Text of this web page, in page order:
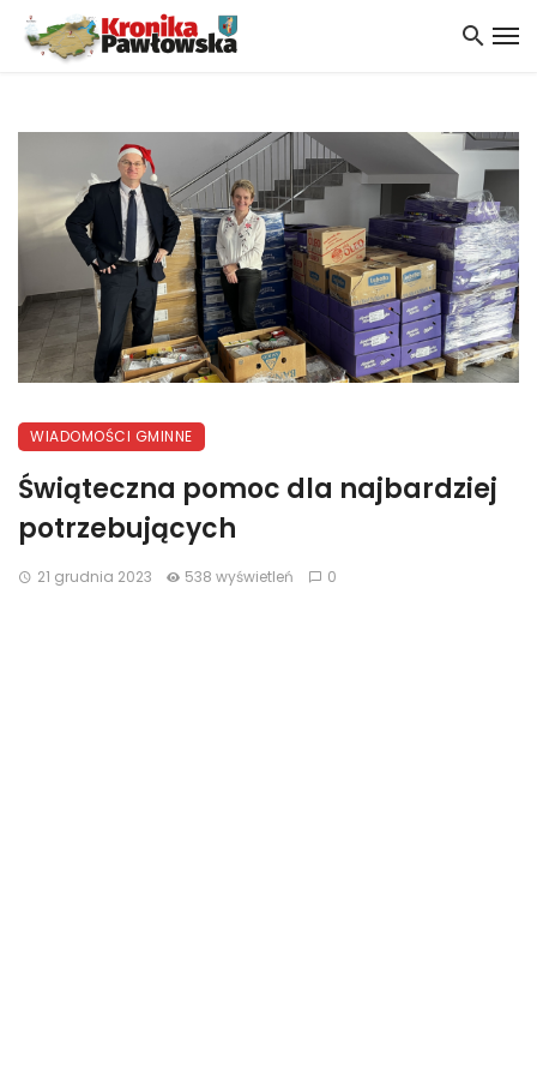
WIADOMOŚCI GMINNE
Świąteczna pomoc dla najbardziej
potrzebujących
21 grudnia 2023 538 wyświetleń 0